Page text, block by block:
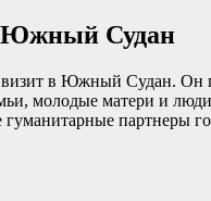
Южный Судан
в Южный Судан. Он
молодые матери и
партнеры